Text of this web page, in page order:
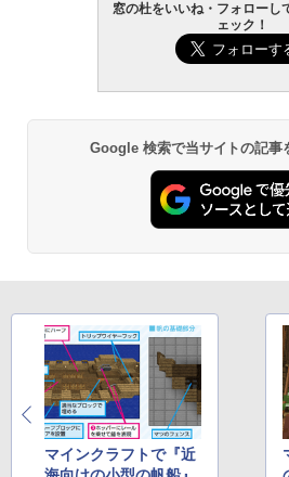
窓の杜をいいね・フォローし
ェック！
Google 検索で当サイトの記事
マインクラフトで『近